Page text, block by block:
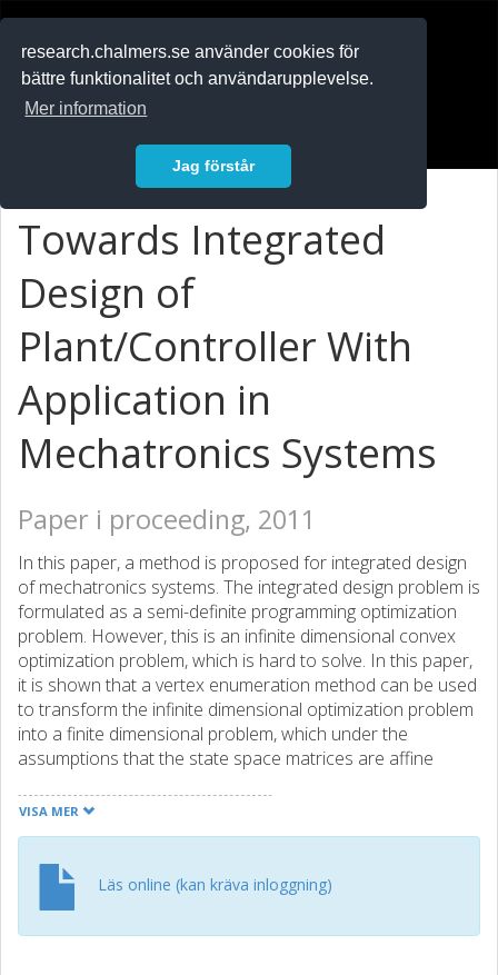
research.chalmers.se använder cookies för
bättre funktionalitet och användarupplevelse.
Mer information
Jag förstår
Towards Integrated
Design of
Plant/Controller With
Application in
Mechatronics Systems
Paper i proceeding, 2011
In this paper, a method is proposed for integrated design
of mechatronics systems. The integrated design problem is
formulated as a semi-definite programming optimization
problem. However, this is an infinite dimensional convex
optimization problem, which is hard to solve. In this paper,
it is shown that a vertex enumeration method can be used
to transform the infinite dimensional optimization problem
into a finite dimensional problem, which under the
assumptions that the state space matrices are affine
variables belong to a polytope, can be solved efficiently. To
show the effectiveness of the method, the method is
VISA MER
Läs online (kan kräva inloggning)